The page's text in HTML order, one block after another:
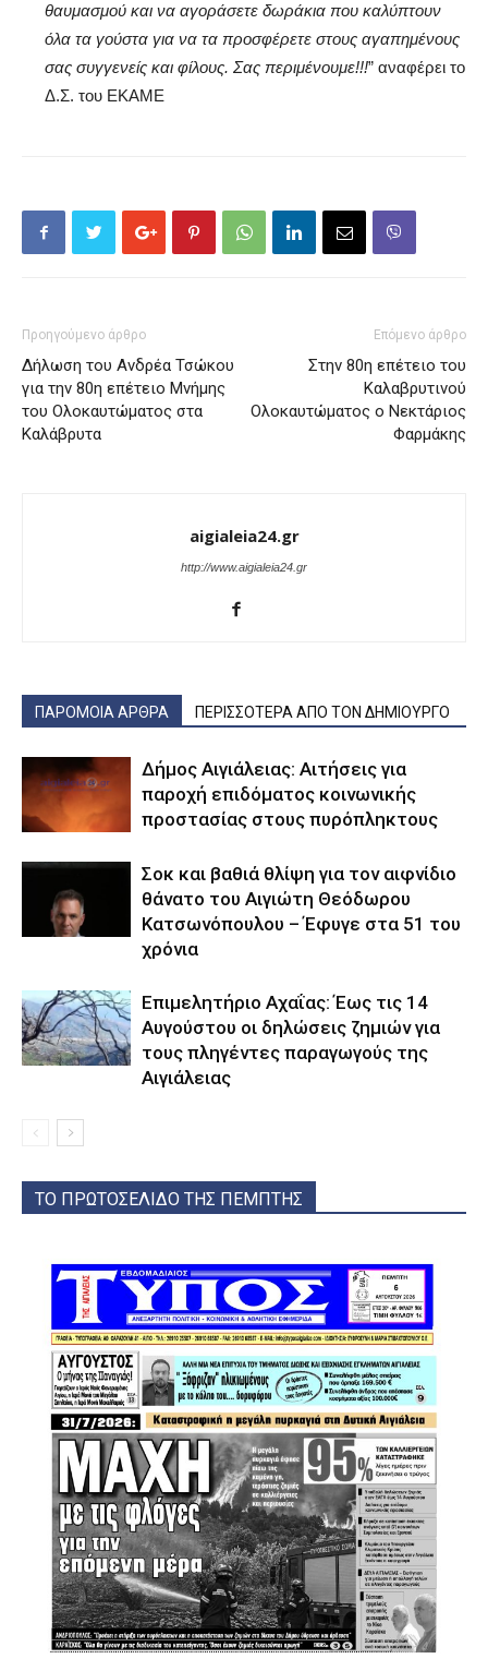
θαυμασμού και να αγοράσετε δωράκια που καλύπτουν
όλα τα γούστα για να τα προσφέρετε στους αγαπημένους
σας συγγενείς και φίλους. Σας περιμένουμε!!!” αναφέρει το
Δ.Σ. του ΕΚΑΜΕ
Προηγούμενο άρθρο
Δήλωση του Ανδρέα Τσώκου
για την 80η επέτειο Μνήμης
του Ολοκαυτώματος στα
Καλάβρυτα
Επόμενο άρθρο
Στην 80η επέτειο του
Καλαβρυτινού
Ολοκαυτώματος ο Νεκτάριος
Φαρμάκης
aigialeia24.gr
http://www.aigialeia24.gr
ΠΑΡΟΜΟΙΑ ΑΡΘΡΑ ΠΕΡΙΣΣΟΤΕΡΑ ΑΠΟ ΤΟΝ ΔΗΜΙΟΥΡΓΟ
Δήμος Αιγιάλειας: Αιτήσεις για
παροχή επιδόματος κοινωνικής
προστασίας στους πυρόπληκτους
Σοκ και βαθιά θλίψη για τον αιφνίδιο
θάνατο του Αιγιώτη Θεόδωρου
Κατσωνόπουλου – Έφυγε στα 51 του
χρόνια
Επιμελητήριο Αχαΐας: Έως τις 14
Αυγούστου οι δηλώσεις ζημιών για
τους πληγέντες παραγωγούς της
Αιγιάλειας
ΤΟ ΠΡΩΤΟΣΕΛΙΔΟ ΤΗΣ ΠΕΜΠΤΗΣ